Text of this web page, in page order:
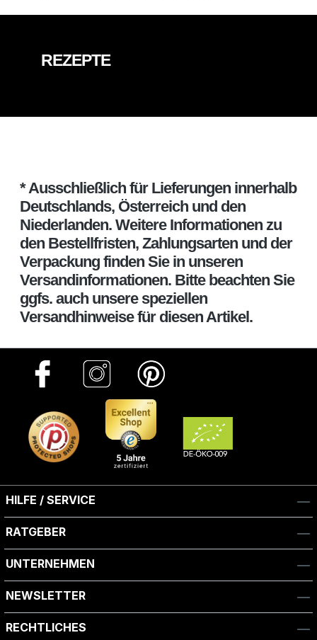
REZEPTE
* Ausschließlich für Lieferungen innerhalb
Deutschlands, Österreich und den
Niederlanden. Weitere Informationen zu
den Bestellfristen, Zahlungsarten und der
Verpackung finden Sie in unseren
Versandinformationen. Bitte beachten Sie
ggfs. auch unsere speziellen
Versandhinweise für diesen Artikel.
HILFE / SERVICE
RATGEBER
UNTERNEHMEN
NEWSLETTER
RECHTLICHES